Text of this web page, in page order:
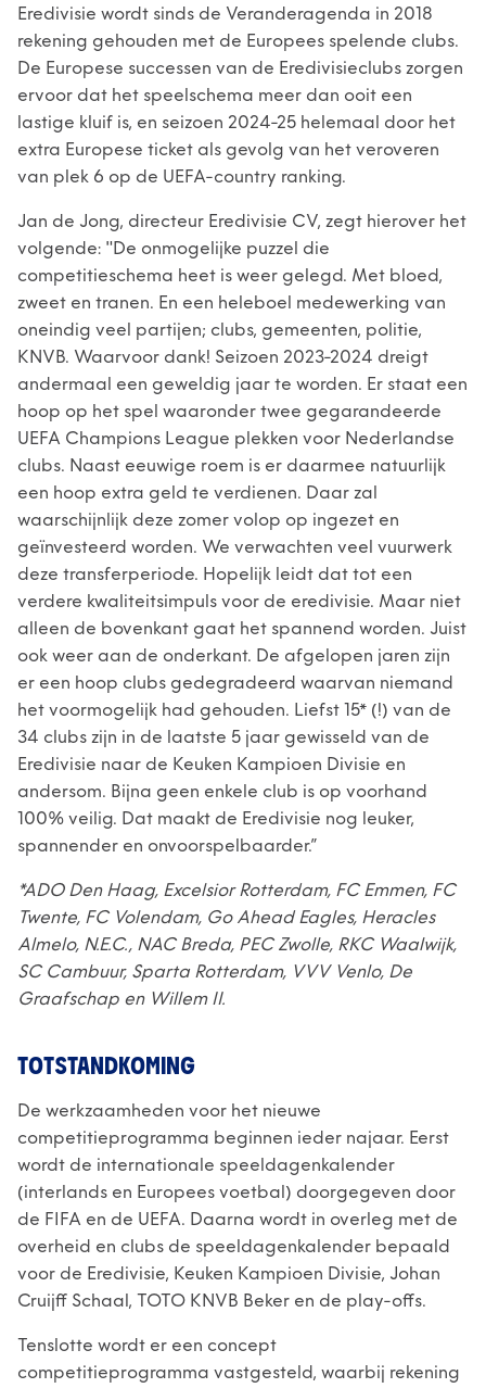
Eredivisie wordt sinds de Veranderagenda in 2018
rekening gehouden met de Europees spelende clubs.
De Europese successen van de Eredivisieclubs zorgen
ervoor dat het speelschema meer dan ooit een
lastige kluif is, en seizoen 2024-25 helemaal door het
extra Europese ticket als gevolg van het veroveren
van plek 6 op de UEFA-country ranking.
Jan de Jong, directeur Eredivisie CV, zegt hierover het
volgende: "De onmogelijke puzzel die
competitieschema heet is weer gelegd. Met bloed,
zweet en tranen. En een heleboel medewerking van
oneindig veel partijen; clubs, gemeenten, politie,
KNVB. Waarvoor dank! Seizoen 2023-2024 dreigt
andermaal een geweldig jaar te worden. Er staat een
hoop op het spel waaronder twee gegarandeerde
UEFA Champions League plekken voor Nederlandse
clubs. Naast eeuwige roem is er daarmee natuurlijk
een hoop extra geld te verdienen. Daar zal
waarschijnlijk deze zomer volop op ingezet en
geïnvesteerd worden. We verwachten veel vuurwerk
deze transferperiode. Hopelijk leidt dat tot een
verdere kwaliteitsimpuls voor de eredivisie. Maar niet
alleen de bovenkant gaat het spannend worden. Juist
ook weer aan de onderkant. De afgelopen jaren zijn
er een hoop clubs gedegradeerd waarvan niemand
het voormogelijk had gehouden. Liefst 15* (!) van de
34 clubs zijn in de laatste 5 jaar gewisseld van de
Eredivisie naar de Keuken Kampioen Divisie en
andersom. Bijna geen enkele club is op voorhand
100% veilig. Dat maakt de Eredivisie nog leuker,
spannender en onvoorspelbaarder.”
*ADO Den Haag, Excelsior Rotterdam, FC Emmen, FC
Twente, FC Volendam, Go Ahead Eagles, Heracles
Almelo, N.E.C., NAC Breda, PEC Zwolle, RKC Waalwijk,
SC Cambuur, Sparta Rotterdam, VVV Venlo, De
Graafschap en Willem II.
TOTSTANDKOMING
De werkzaamheden voor het nieuwe
competitieprogramma beginnen ieder najaar. Eerst
wordt de internationale speeldagenkalender
(interlands en Europees voetbal) doorgegeven door
de FIFA en de UEFA. Daarna wordt in overleg met de
overheid en clubs de speeldagenkalender bepaald
voor de Eredivisie, Keuken Kampioen Divisie, Johan
Cruijff Schaal, TOTO KNVB Beker en de play-offs.
Tenslotte wordt er een concept
competitieprogramma vastgesteld, waarbij rekening